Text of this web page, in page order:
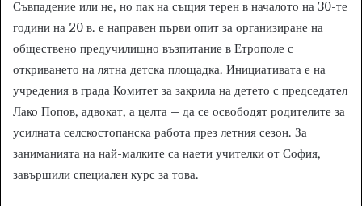
Съвпадение или не, но пак на същия терен в началото на 30-те
години на 20 в. е направен първи опит за организиране на
обществено предучилищно възпитание в Етрополе с
откриването на лятна детска площадка. Инициативата е на
учредения в града Комитет за закрила на детето с председател
Лако Попов, адвокат, а целта – да се освободят родителите за
усилната селскостопанска работа през летния сезон. За
заниманията на най-малките са наети учителки от София,
завършили специален курс за това.